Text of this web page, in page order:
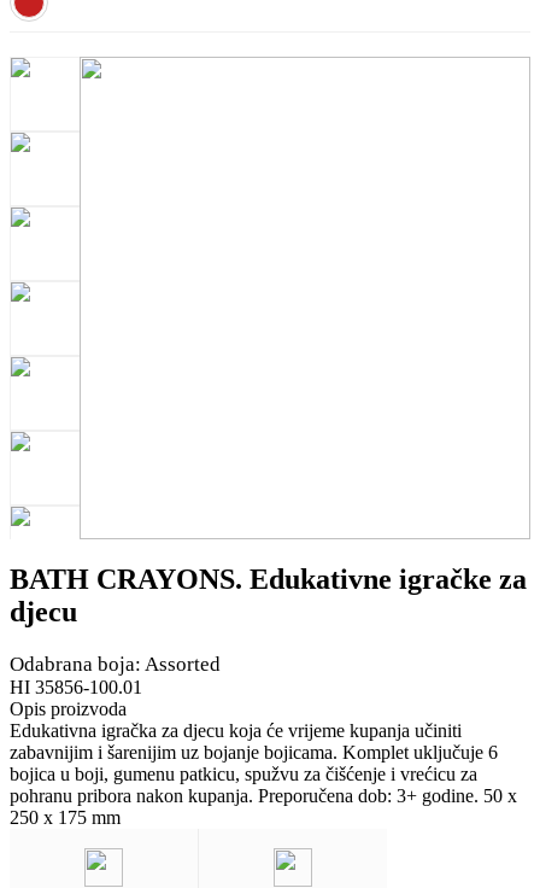
BATH CRAYONS. Edukativne igračke za
djecu
Odabrana boja: Assorted
HI 35856-100.01
Opis proizvoda
Edukativna igračka za djecu koja će vrijeme kupanja učiniti
zabavnijim i šarenijim uz bojanje bojicama. Komplet uključuje 6
bojica u boji, gumenu patkicu, spužvu za čišćenje i vrećicu za
pohranu pribora nakon kupanja. Preporučena dob: 3+ godine. 50 x
250 x 175 mm